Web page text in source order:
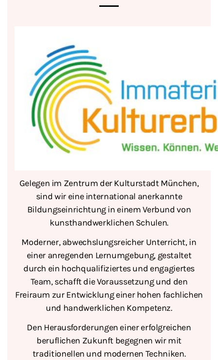
Gelegen im Zentrum der Kulturstadt München,
sind wir eine international anerkannte
Bildungseinrichtung in einem Verbund von
kunsthandwerklichen Schulen.
Moderner, abwechslungsreicher Unterricht, in
einer anregenden Lernumgebung, gestaltet
durch ein hochqualifiziertes und engagiertes
Team, schafft die Voraussetzung und den
Freiraum zur Entwicklung einer hohen fachlichen
und handwerklichen Kompetenz.
Den Herausforderungen einer erfolgreichen
beruflichen Zukunft begegnen wir mit
traditionellen und modernen Techniken.